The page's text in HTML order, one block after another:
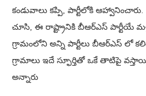
కండువాలు కప్పి, పార్టీలోకి ఆహ్వానించారు.
చూసి, ఈ రాష్ట్రానికి బీఆర్ఎస్ పార్టీయే
గ్రామంలోని అన్ని పార్టీలు బీఆర్ఎస్ లో
గ్రామాలు ఇదే స్ఫూర్తితో ఒకే తాటిపై
అన్నారు